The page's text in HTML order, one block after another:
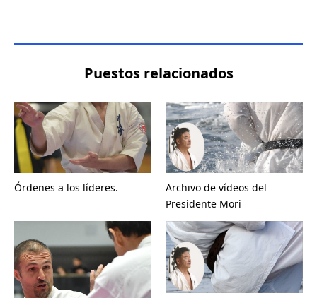
Puestos relacionados
Órdenes a los líderes.
Archivo de vídeos del
Presidente Mori